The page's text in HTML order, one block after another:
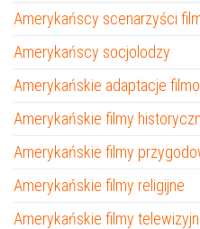
Amerykańscy scenarzyści
Amerykańscy socjolodzy
Amerykańskie adaptacje
Amerykańskie filmy
Amerykańskie filmy
Amerykańskie filmy religijne
Amerykańskie filmy